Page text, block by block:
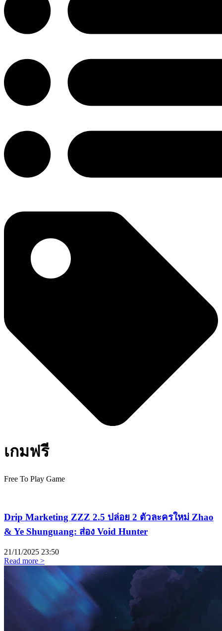
เกมฟรี
Free To Play Game
Drip Marketing ZZZ 2.5 ปล่อย 2 ตัวละครใหม่ Zhao
& Ye Shunguang: ส่อง Void Hunter
21/11/2025 23:50
Read more >